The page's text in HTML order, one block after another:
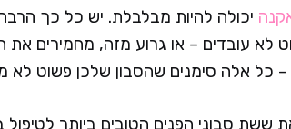
יכולה להיות מבלבלת. יש כל כך
לא עובדים – או גרוע מזה, מחמירים את
כל אלה סימנים שהסבון שלכן פשוט לא
ששת סבוני הפנים הטובים ביותר לטיפול